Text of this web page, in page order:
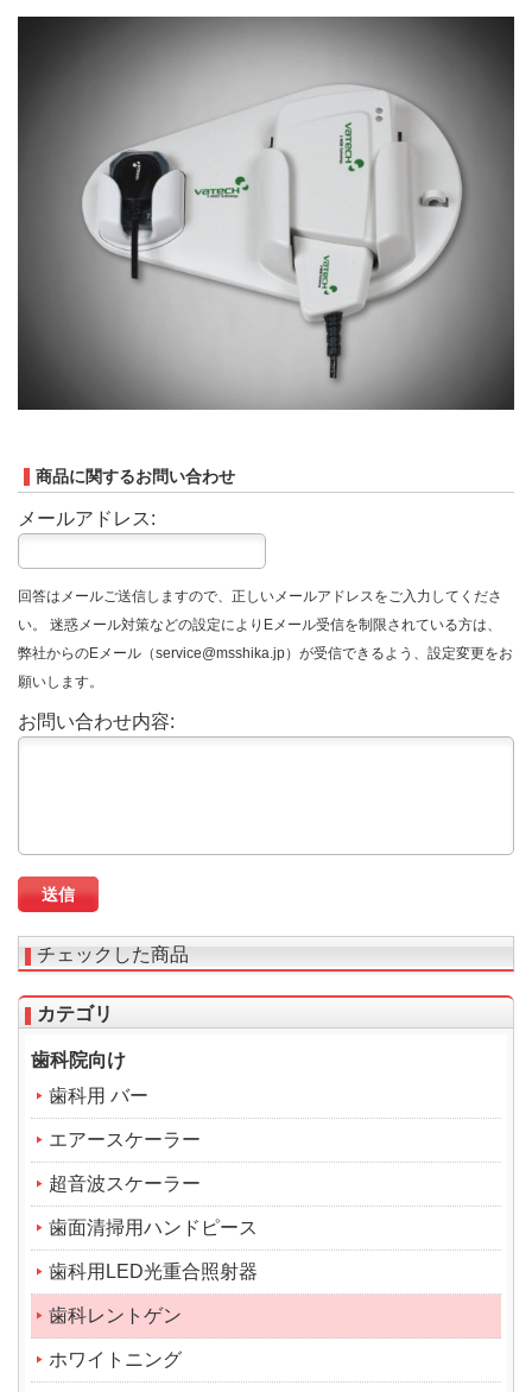
商品に関するお問い合わせ
メールアドレス:
回答はメールご送信しますので、正しいメールアドレスをご入力してくださ
い。 迷惑メール対策などの設定によりEメール受信を制限されている方は、
弊社からのEメール（service@msshika.jp）が受信できるよう、設定変更をお
願いします。
お問い合わせ内容:
チェックした商品
カテゴリ
歯科院向け
歯科用 バー
エアースケーラー
超音波スケーラー
歯面清掃用ハンドピース
歯科用LED光重合照射器
歯科レントゲン
ホワイトニング